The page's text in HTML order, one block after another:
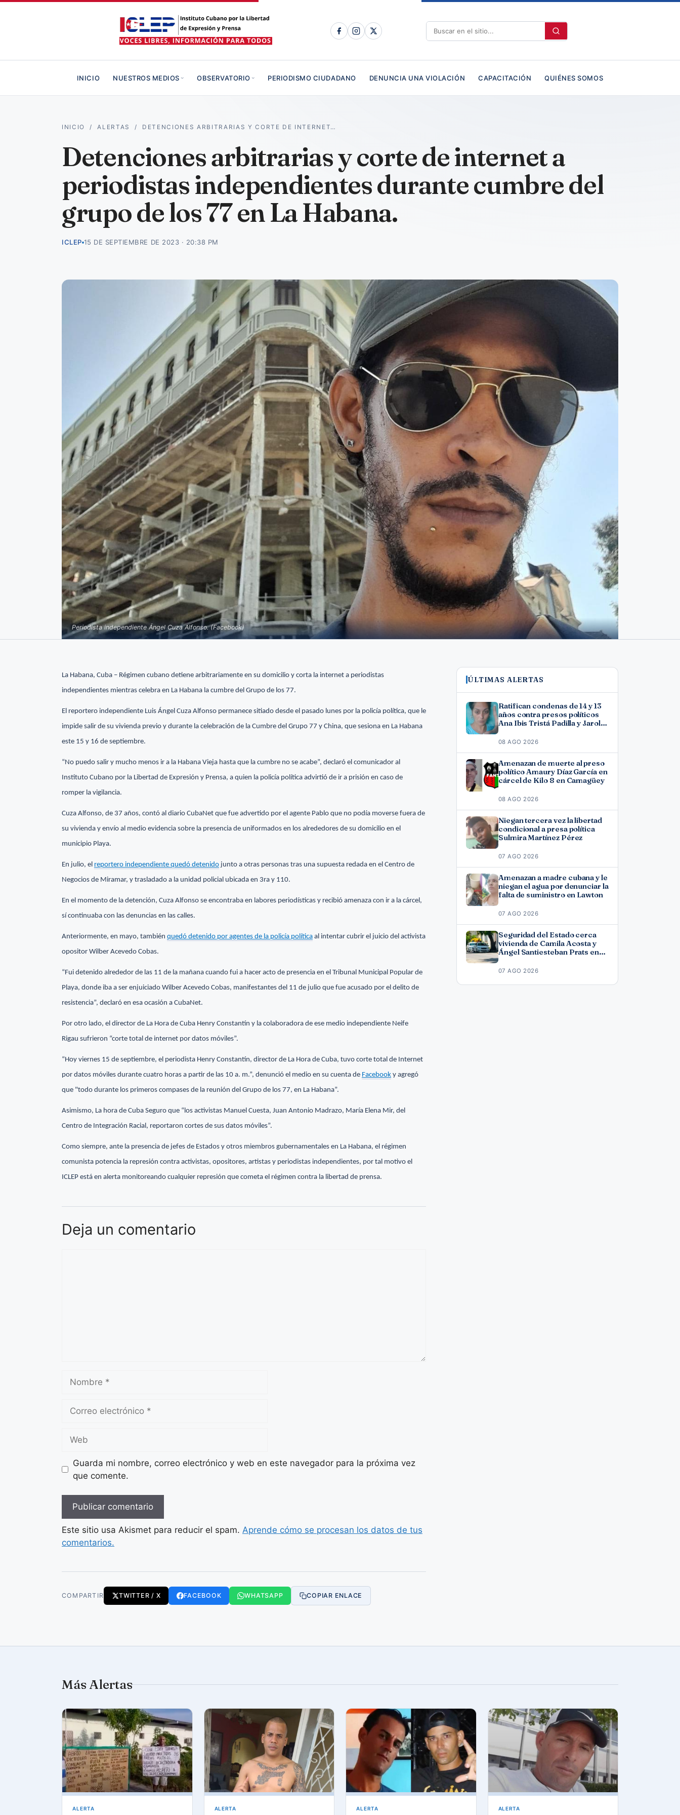
INICIO NUESTROS MEDIOS OBSERVATORIO PERIODISMO CIUDADANO DENUNCIA UNA VIOLACIÓN CAPACITACIÓN QUIÉNES SOMOS
INICIO /ALERTAS / DETENCIONES ARBITRARIAS Y CORTE DE INTERNET…
Detenciones arbitrarias y corte de internet a
periodistas independientes durante cumbre del
grupo de los 77 en La Habana.
ICLEP 15 DE SEPTIEMBRE DE 2023 · 20:38 PM
Periodista independiente Ángel Cuza Alfonso. (Facebook)
La Habana, Cuba – Régimen cubano detiene arbitrariamente en su domicilio y corta la internet a periodistas
independientes mientras celebra en La Habana la cumbre del Grupo de los 77.
El reportero independiente Luis Ángel Cuza Alfonso permanece sitiado desde el pasado lunes por la policía política, que le
impide salir de su vivienda previo y durante la celebración de la Cumbre del Grupo 77 y China, que sesiona en La Habana
este 15 y 16 de septiembre.
“No puedo salir y mucho menos ir a la Habana Vieja hasta que la cumbre no se acabe”, declaró el comunicador al
Instituto Cubano por la Libertad de Expresión y Prensa, a quien la policía política advirtió de ir a prisión en caso de
romper la vigilancia.
Cuza Alfonso, de 37 años, contó al diario CubaNet que fue advertido por el agente Pablo que no podía moverse fuera de
su vivienda y envío al medio evidencia sobre la presencia de uniformados en los alrededores de su domicilio en el
municipio Playa.
En julio, el reportero independiente quedó detenido junto a otras personas tras una supuesta redada en el Centro de
Negocios de Miramar, y trasladado a la unidad policial ubicada en 3ra y 110.
En el momento de la detención, Cuza Alfonso se encontraba en labores periodísticas y recibió amenaza con ir a la cárcel,
sí continuaba con las denuncias en las calles.
Anteriormente, en mayo, también quedó detenido por agentes de la policía política al intentar cubrir el juicio del activista
opositor Wilber Acevedo Cobas.
“Fui detenido alrededor de las 11 de la mañana cuando fui a hacer acto de presencia en el Tribunal Municipal Popular de
Playa, donde iba a ser enjuiciado Wilber Acevedo Cobas, manifestantes del 11 de julio que fue acusado por el delito de
resistencia”, declaró en esa ocasión a CubaNet.
Por otro lado, el director de La Hora de Cuba Henry Constantín y la colaboradora de ese medio independiente Neife
Rigau sufrieron “corte total de internet por datos móviles”.
“Hoy viernes 15 de septiembre, el periodista Henry Constantín, director de La Hora de Cuba, tuvo corte total de Internet
por datos móviles durante cuatro horas a partir de las 10 a. m.”, denunció el medio en su cuenta de Facebook y agregó
que "todo durante los primeros compases de la reunión del Grupo de los 77, en La Habana”.
Asimismo, La hora de Cuba Seguro que “los activistas Manuel Cuesta, Juan Antonio Madrazo, María Elena Mir, del
Centro de Integración Racial, reportaron cortes de sus datos móviles”.
Como siempre, ante la presencia de jefes de Estados y otros miembros gubernamentales en La Habana, el régimen
comunista potencia la represión contra activistas, opositores, artistas y periodistas independientes, por tal motivo el
ICLEP está en alerta monitoreando cualquier represión que cometa el régimen contra la libertad de prensa.
Deja un comentario
electrónico
Guarda mi nombre, correo electrónico y web en este navegador para la próxima vez
que comente.
Este sitio usa Akismet para reducir el spam. Aprende cómo se procesan los datos de tus
comentarios.
COMPARTIR TWITTER / X FACEBOOK WHATSAPP COPIAR ENLACE
ÚLTIMAS ALERTAS
Ratifican condenas de 14 y 13
años contra presos políticos
Ana Ibis Tristá Padilla y Jarol
08 AGO 2026
Amenazan de muerte al preso
político Amaury Díaz García en
cárcel de Kilo 8 en Camagüey
08 AGO 2026
Niegan tercera vez la libertad
condicional a presa política
Sulmira Martínez Pérez
07 AGO 2026
Amenazan a madre cubana y le
niegan el agua por denunciar la
falta de suministro en Lawton
07 AGO 2026
Seguridad del Estado cerca
vivienda de Camila Acosta y
Ángel Santiesteban Prats en
07 AGO 2026
Más Alertas
ALERTA ALERTA ALERTA ALERTA